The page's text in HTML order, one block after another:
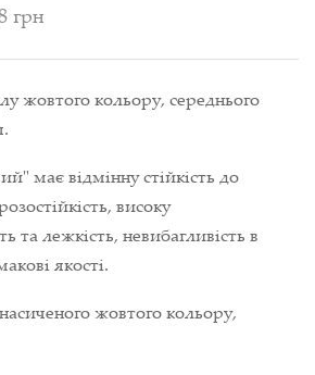
грн
жовтого кольору, середнього
має відмінну стійкість до
високу
та лежкість, невибагливість в
якості.
жовтого кольору,